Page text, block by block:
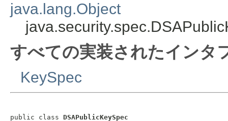
java.lang.Object
すべての実装されたインタ
KeySpec
public class DSAPublicKeySpec